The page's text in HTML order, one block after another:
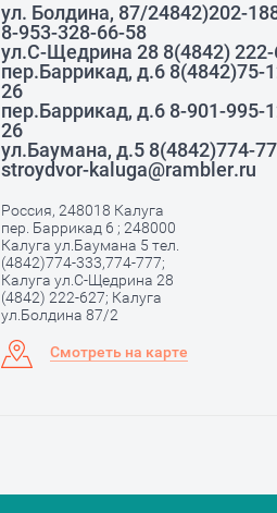
ул. Болдина, 87/24842)202-
8-953-328-66-58
ул.С-Щедрина 28 8(4842)
пер.Баррикад, д.6 8(4842)75-
26
пер.Баррикад, д.6 8-901-995-
26
ул.Баумана, д.5 8(4842)774-
stroydvor-kaluga@rambler.ru
Россия, 248018 Калуга
пер. Баррикад 6 ; 248000
Калуга ул.Баумана 5 тел.
(4842)774-333,774-777;
Калуга ул.С-Щедрина 28
(4842) 222-627; Калуга
ул.Болдина 87/2
Смотреть на карте